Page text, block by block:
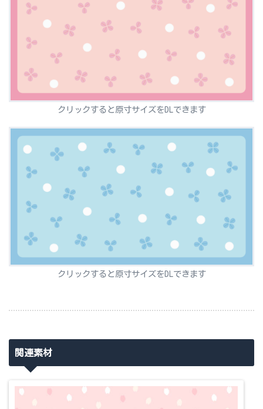
クリックすると原寸サイズをDLできます
クリックすると原寸サイズをDLできます
関連素材